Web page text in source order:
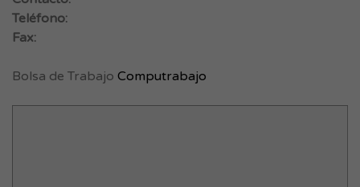
Teléfono:
Fax:
Bolsa de Trabajo Computrabajo